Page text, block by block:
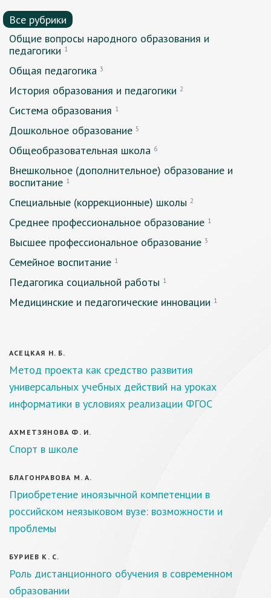
Все рубрики
Общие вопросы народного образования и
педагогики 1
Общая педагогика 3
История образования и педагогики 2
Система образования 1
Дошкольное образование 5
Общеобразовательная школа 6
Внешкольное (дополнительное) образование и
воспитание 1
Специальные (коррекционные) школы 2
Среднее профессиональное образование 1
Высшее профессиональное образование 3
Семейное воспитание 1
Педагогика социальной работы 1
Медицинские и педагогические инновации 1
АСЕЦКАЯ Н. Б.
Метод проекта как средство развития
универсальных учебных действий на уроках
информатики в условиях реализации ФГОС
АХМЕТЗЯНОВА Ф. И.
Cпорт в школе
БЛАГОНРАВОВА М. А.
Приобретение иноязычной компетенции в
российском неязыковом вузе: возможности и
проблемы
БУРИЕВ К. С.
Роль дистанционного обучения в современном
образовании